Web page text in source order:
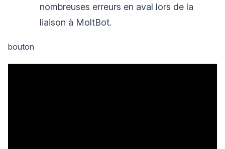
nombreuses erreurs en aval lors de la
liaison à MoltBot.
bouton